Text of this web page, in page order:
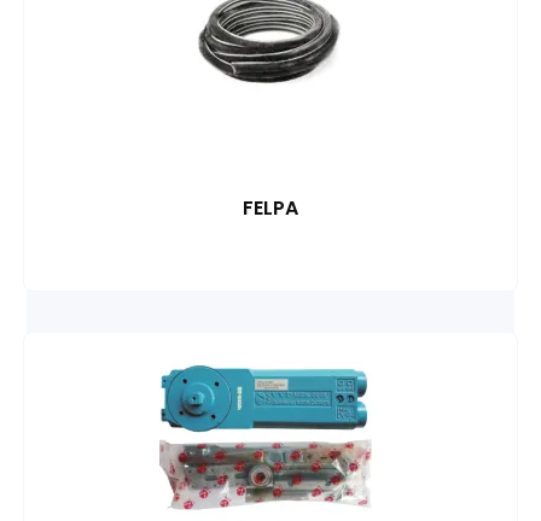
FELPA